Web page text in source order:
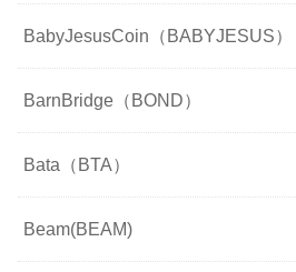
BabyJesusCoin（BABYJESUS）
BarnBridge（BOND）
Bata（BTA）
Beam(BEAM)